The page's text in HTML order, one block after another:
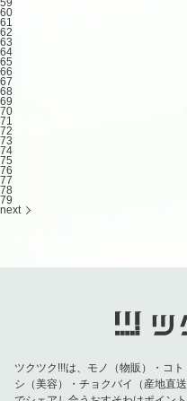
60
61
62
63
64
65
66
67
68
69
70
71
72
73
74
75
76
77
78
79
next
ツクツク!!!は、モノ（物販）・コ
シ（美容）・チョクバイ（産地直